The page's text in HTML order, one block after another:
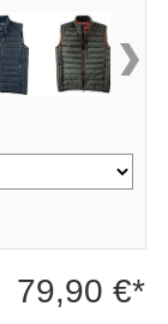
79,90 €*